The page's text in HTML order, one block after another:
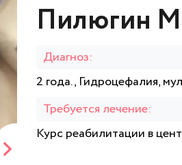
Пилюгин
Диагноз:
2 года., Гидроцефалия,
Требуется лечение:
Курс реабилитации в